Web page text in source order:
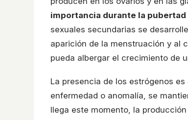
importancia durante la pubertad
sexuales secundarias se
aparición de la menstruación y al
pueda albergar el crecimiento de
La presencia de los estrógenos
enfermedad o anomalía, se
llega este momento, la